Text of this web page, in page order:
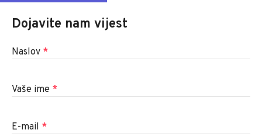
Dojavite nam vijest
Naslov *
Vaše ime *
E-mail *